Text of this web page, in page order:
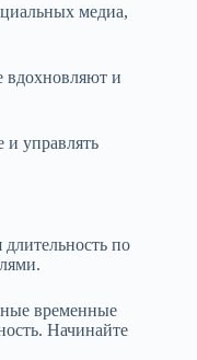
медиа,
вдохновляют и
и управлять
по
временные
Начинайте